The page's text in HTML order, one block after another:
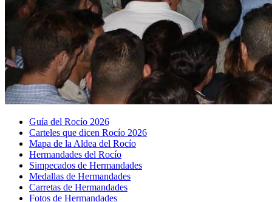
Guía del Rocío 2026
Carteles que dicen Rocío 2026
Mapa de la Aldea del Rocío
Hermandades del Rocío
Simpecados de Hermandades
Medallas de Hermandades
Carretas de Hermandades
Fotos de Hermandades